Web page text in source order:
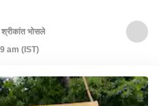
भोसले
am (IST)